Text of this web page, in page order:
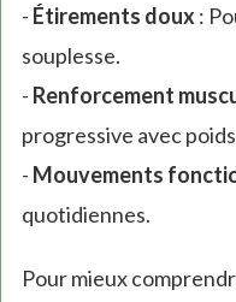
- Étirements doux :
souplesse.
- Renforcement
progressive avec
- Mouvements
quotidiennes.
Pour mieux